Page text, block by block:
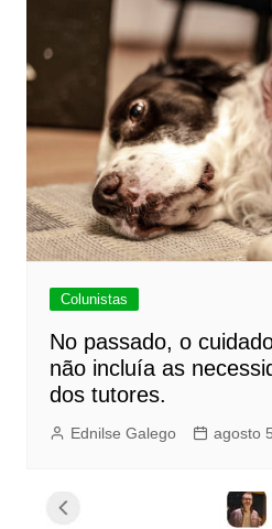
Colunistas
No passado, o
não incluía as
dos tutores.
Ednilse Galego agosto